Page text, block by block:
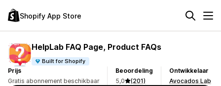
Shopify App Store
HelpLab FAQ Page, Product FAQs
Built for Shopify
Prijs
Gratis abonnement beschikbaar
Beoordeling
5,0
(201)
Ontwikkelaar
Avocados Lab